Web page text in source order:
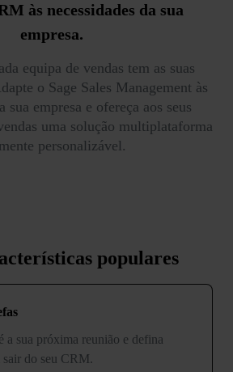
às necessidades da sua
empresa.
equipa de vendas tem as suas
o Sage Sales Management às
sua empresa e ofereça aos seus
uma solução multiplataforma
personalizável.
populares
a sua próxima reunião e defina
sair do seu CRM.